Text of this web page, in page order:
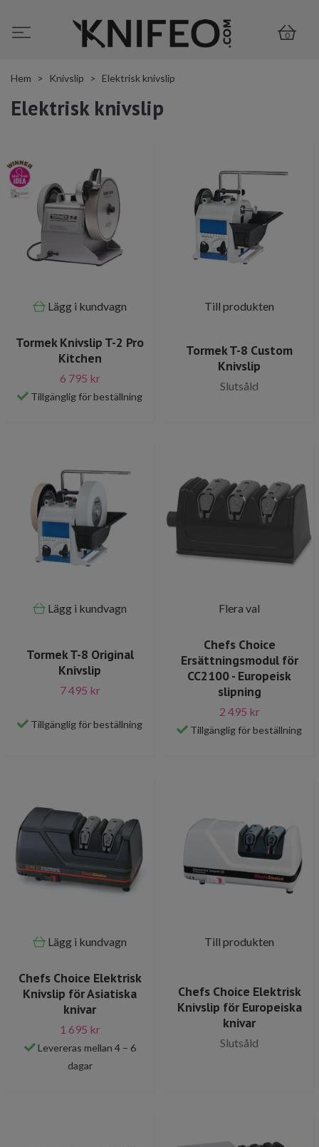
0
Hem Knivslip Elektrisk knivslip
Elektrisk knivslip
Lägg i kundvagn
Tormek Knivslip T-2 Pro
Kitchen
6 795 kr
Tillgänglig för beställning
Till produkten
Tormek T-8 Custom
Knivslip
Slutsåld
Lägg i kundvagn
Tormek T-8 Original
Knivslip
7 495 kr
Tillgänglig för beställning
Flera val
Chefs Choice
Ersättningsmodul för
CC2100 - Europeisk
slipning
2 495 kr
Tillgänglig för beställning
Lägg i kundvagn
Chefs Choice Elektrisk
Knivslip för Asiatiska
knivar
1 695 kr
Levereras mellan 4 – 6
dagar
Till produkten
Chefs Choice Elektrisk
Knivslip för Europeiska
knivar
Slutsåld